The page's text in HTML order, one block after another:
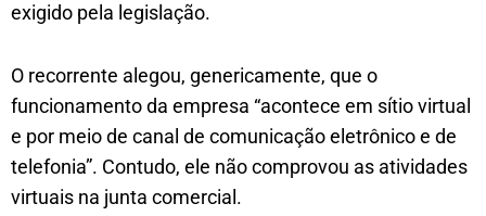
exigido pela legislação.
O recorrente alegou, genericamente, que o
funcionamento da empresa “acontece em sítio virtual
e por meio de canal de comunicação eletrônico e de
telefonia”. Contudo, ele não comprovou as atividades
virtuais na junta comercial.